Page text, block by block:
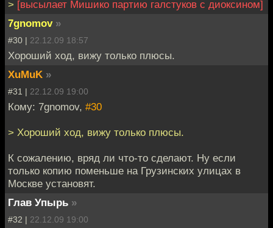
> [высылает Мишико партию галстуков с диоксином]
7gnomov »
#30 | 22.12.09 18:57
Хороший ход, вижу только плюсы.
XuMuK »
#31 | 22.12.09 19:00
Кому: 7gnomov, #30
> Хороший ход, вижу только плюсы.
К сожалению, вряд ли что-то сделают. Ну если
только копию поменьше на Грузинских улицах в
Москве установят.
Глав Упырь »
#32 | 22.12.09 19:00